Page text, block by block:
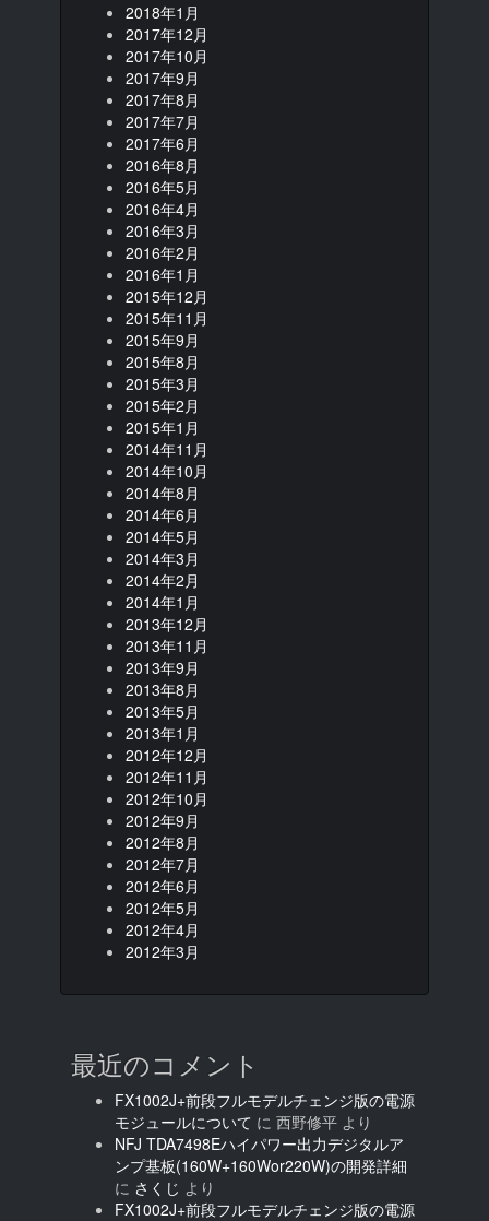
2018年1月
2017年12月
2017年10月
2017年9月
2017年8月
2017年7月
2017年6月
2016年8月
2016年5月
2016年4月
2016年3月
2016年2月
2016年1月
2015年12月
2015年11月
2015年9月
2015年8月
2015年3月
2015年2月
2015年1月
2014年11月
2014年10月
2014年8月
2014年6月
2014年5月
2014年3月
2014年2月
2014年1月
2013年12月
2013年11月
2013年9月
2013年8月
2013年5月
2013年1月
2012年12月
2012年11月
2012年10月
2012年9月
2012年8月
2012年7月
2012年6月
2012年5月
2012年4月
2012年3月
最近のコメント
FX1002J+前段フルモデルチェンジ版の電源
モジュールについて に 西野修平 より
NFJ TDA7498Eハイパワー出力デジタルア
ンプ基板(160W+160Wor220W)の開発詳細
に さくじ より
FX1002J+前段フルモデルチェンジ版の電源